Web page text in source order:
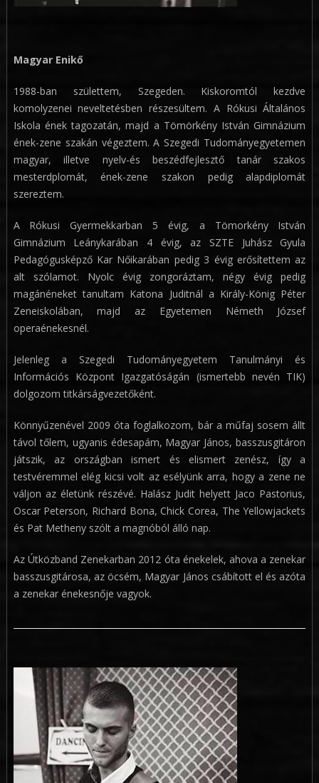
Magyar Enikő
1988-ban születtem, Szegeden. Kiskoromtól kezdve
komolyzenei neveltetésben részesültem. A Rókusi Általános
Iskola ének tagozatán, majd a Tömörkény István Gimnázium
ének-zene szakán végeztem. A Szegedi Tudományegyetemen
magyar, illetve nyelv-és beszédfejlesztő tanár szakos
mesterdplomát, ének-zene szakon pedig alapdiplomát
szereztem.
A Rókusi Gyermekkarban 5 évig, a Tömorkény István
Gimnázium Leánykarában 4 évig, az SZTE Juhász Gyula
Pedagógusképző Kar Nőikarában pedig 3 évig erősítettem az
alt szólamot. Nyolc évig zongoráztam, négy évig pedig
magánéneket tanultam Katona Juditnál a Király-König Péter
Zeneiskolában, majd az Egyetemen Németh József
operaénekesnél.
Jelenleg a Szegedi Tudományegyetem Tanulmányi és
Információs Központ Igazgatóságán (ismertebb nevén TIK)
dolgozom titkárságvezetőként.
Könnyűzenével 2009 óta foglalkozom, bár a műfaj sosem állt
távol tőlem, ugyanis édesapám, Magyar János, basszusgitáron
játszik, az országban ismert és elismert zenész, így a
testvéremmel elég kicsi volt az esélyünk arra, hogy a zene ne
váljon az életünk részévé. Halász Judit helyett Jaco Pastorius,
Oscar Peterson, Richard Bona, Chick Corea, The Yellowjackets
és Pat Metheny szólt a magnóból álló nap.
Az Útközband Zenekarban 2012 óta énekelek, ahova a zenekar
basszusgitárosa, az öcsém, Magyar János csábított el és azóta
a zenekar énekesnője vagyok.